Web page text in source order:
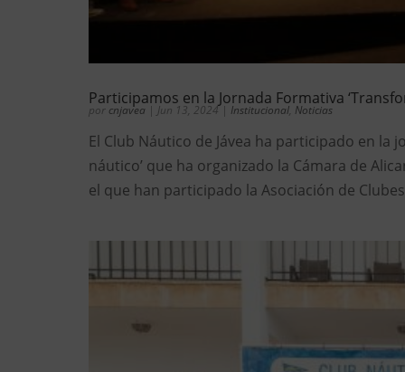
Participamos en la Jornada Formativa
por cnjavea | Jun 13, 2024| Institucional Noticias
El Club Náutico de Jávea ha participado en
náutico’ que ha organizado la Cámara de
el que han participado la Asociación de